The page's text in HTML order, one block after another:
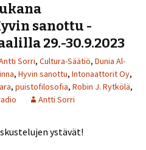
sanottu -
29.-30.9.2023
Sorri, Cultura-Säätiö, Dunia Al-
, Hyvin sanottu, Intonaattorit Oy,
, puistofilosofia, Robin J. Rytkölä,
Antti Sorri
ystävät!